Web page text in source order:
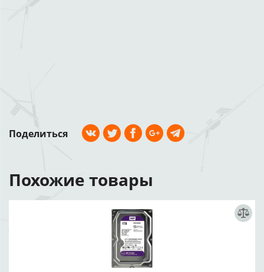
Поделиться
Похожие товары